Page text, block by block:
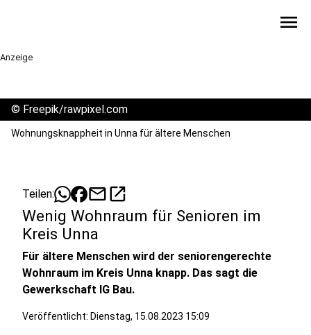
menu
Anzeige
© Freepik/rawpixel.com
Wohnungsknappheit in Unna für ältere Menschen
Teilen: mailopen_in_new
Wenig Wohnraum für Senioren im
Kreis Unna
Für ältere Menschen wird der seniorengerechte
Wohnraum im Kreis Unna knapp. Das sagt die
Gewerkschaft IG Bau.
Veröffentlicht: Dienstag, 15.08.2023 15:09